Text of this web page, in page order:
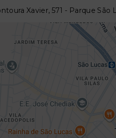
Xavier, 571 - Parque São